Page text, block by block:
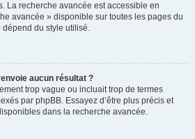
La recherche avancée est accessible en
avancée » disponible sur toutes les pages du
dépend du style utilisé.
aucun résultat ?
trop vague ou incluait trop de termes
par phpBB. Essayez d’être plus précis et
dans la recherche avancée.